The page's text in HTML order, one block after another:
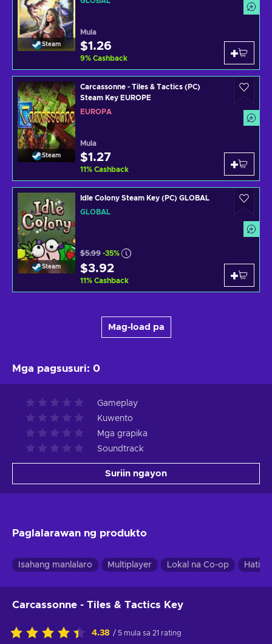
Steam
Mula
$1.26
9% Cashback
Steam
Carcassonne - Tiles & Tactics (PC)
Steam Key EUROPE
EUROPA
Mula
$1.27
11% Cashback
Steam
Idle Colony Steam Key (PC) GLOBAL
GLOBAL
$5.99 -35%
$3.92
11% Cashback
Mag-load pa
Mga pagsusuri: 0
Gameplay
Kuwento
Mga grapika
Soundtrack
Suriin ngayon
Paglalarawan ng produkto
Isahang manlalaro Multiplayer Lokal na Co-op Hatiin
Carcassonne - Tiles & Tactics Key
4.38 / 5 mula sa 21 rating